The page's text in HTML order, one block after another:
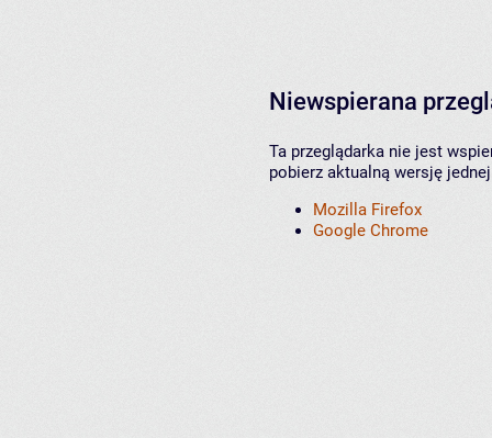
Niewspierana
Ta przeglądarka nie jest
pobierz aktualną wersję
Mozilla Firefox
Google Chrome